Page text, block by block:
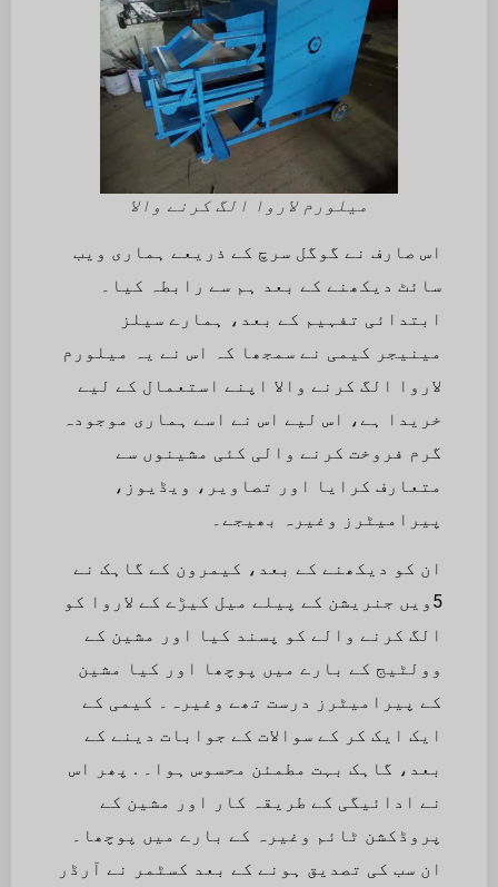
میلورم لاروا الگ کرنے والا
اس صارف نے گوگل سرچ کے ذریعے ہماری ویب
سائٹ دیکھنے کے بعد ہم سے رابطہ کیا۔
ابتدائی تفہیم کے بعد، ہمارے سیلز
مینیجر کیمی نے سمجھا کہ اس نے یہ میلورم
لاروا الگ کرنے والا اپنے استعمال کے لیے
خریدا ہے، اس لیے اس نے اسے ہماری موجودہ
گرم فروخت کرنے والی کئی مشینوں سے
متعارف کرایا اور تصاویر، ویڈیوز،
پیرامیٹرز وغیرہ بھیجے۔
ان کو دیکھنے کے بعد، کیمرون کے گاہک نے
5ویں جنریشن کے پیلے میل کیڑے کے لاروا کو
الگ کرنے والے کو پسند کیا اور مشین کے
وولٹیج کے بارے میں پوچھا اور کیا مشین
کے پیرامیٹرز درست تھے وغیرہ۔ کیمی کے
ایک ایک کر کے سوالات کے جوابات دینے کے
بعد، گاہک بہت مطمئن محسوس ہوا۔ . پھر اس
نے ادائیگی کے طریقہ کار اور مشین کے
پروڈکشن ٹائم وغیرہ کے بارے میں پوچھا۔
ان سب کی تصدیق ہونے کے بعد کسٹمر نے آرڈر